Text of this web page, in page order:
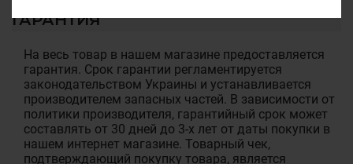
ГАРАНТИЯ
На весь товар в нашем магазине предоставляется
гарантия. Срок гарантии регламентируется
законодательством Украины и устанавливается
производителем запасных частей. В зависимости от
политики производителя, гарантийный срок может
составлять от 30 дней до 3-х лет от даты покупки в
нашем интернет магазине. Товарный чек,
подтверждающий покупку товара, является